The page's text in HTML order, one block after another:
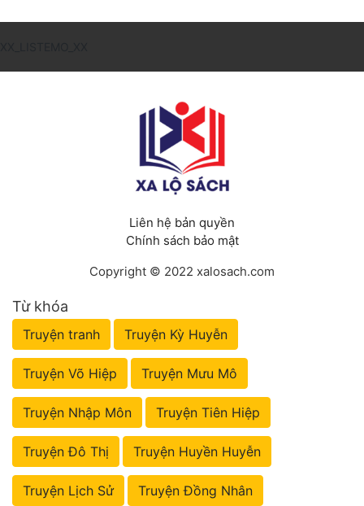
Xuyên Nhanh
Đông Phương Huyền Huyễn
Cẩu Đạo Trường Sinh
Ngự Thú
Truyện Nam
Truyện Nữ
Vô Địch Lưu
Xây Dựng Thế Lực
Liên hệ bản quyền
Chính sách bảo mật
Copyright © 2022 xalosach.com
Từ khóa
Truyện tranh Truyện Kỳ Huyễn
Truyện Võ Hiệp Truyện Mưu Mô
Truyện Nhập Môn Truyện Tiên Hiệp
Truyện Đô Thị Truyện Huyền Huyễn
Truyện Lịch Sử Truyện Đồng Nhân